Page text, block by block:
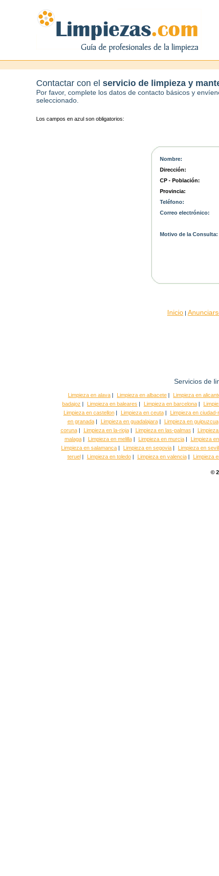
Contactar con el servicio de limpieza y
Por favor, complete los datos de contacto básicos y
seleccionado.
Los campos en azul son obligatorios:
Nombre:
Dirección:
CP - Población:
Provincia:
Teléfono:
Correo electrónico:
Motivo de la Consulta:
Inicio |
Servicios de
Limpieza en alava | Limpieza en albacete |
Limpieza en
badajoz | Limpieza en baleares | Limpieza en barcelona |
Limpieza en castellon| Limpieza en ceuta|
Limpieza en ciudad-
en granada| Limpieza en guadalajara| Limpieza en guipuzcua
coruna| Limpieza en la-rioja| Limpieza en las-palmas |
malaga| Limpieza en melilla| Limpieza en murcia|
Limpieza
Limpieza en salamanca | Limpieza en segovia |
Limpieza en
teruel| Limpieza en toledo| Limpieza en valencia| Limpieza
©